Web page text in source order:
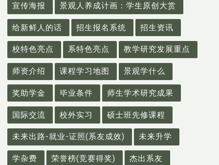
宣传海报
景观人养成计画：学生原创大赏
给新鲜人的话 招生报名系统 招生资讯
校特色亮点 系特色亮点 教学研究发展重点
师资介绍 课程学习地图 景观学什么
奖助学金 毕业条件 师生学术研究成果
国际交流 校外实习 硕士班先修课程
未来出路-就业-证照(系友成效) 未来升学
学杂费 荣誉榜(竞赛得奖) 杰出系友